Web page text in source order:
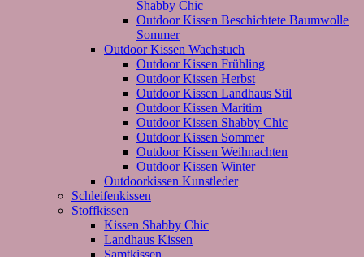
Shabby Chic
Outdoor Kissen Beschichtete Baumwolle
Sommer
Outdoor Kissen Wachstuch
Outdoor Kissen Frühling
Outdoor Kissen Herbst
Outdoor Kissen Landhaus Stil
Outdoor Kissen Maritim
Outdoor Kissen Shabby Chic
Outdoor Kissen Sommer
Outdoor Kissen Weihnachten
Outdoor Kissen Winter
Outdoorkissen Kunstleder
Schleifenkissen
Stoffkissen
Kissen Shabby Chic
Landhaus Kissen
Samtkissen